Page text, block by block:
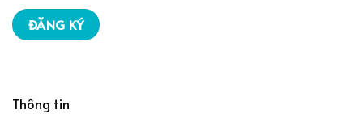
Thông tin